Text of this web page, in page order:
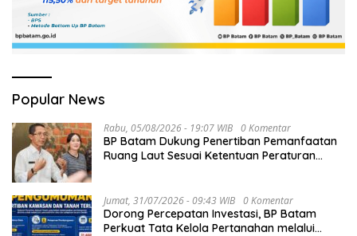
Popular News
Rabu, 05/08/2026 - 19:07 WIB 0 Komentar
BP Batam Dukung Penertiban Pemanfaatan
Ruang Laut Sesuai Ketentuan Peraturan
Jumat, 31/07/2026 - 09:43 WIB 0 Komentar
Dorong Percepatan Investasi, BP Batam
Perkuat Tata Kelola Pertanahan melalui